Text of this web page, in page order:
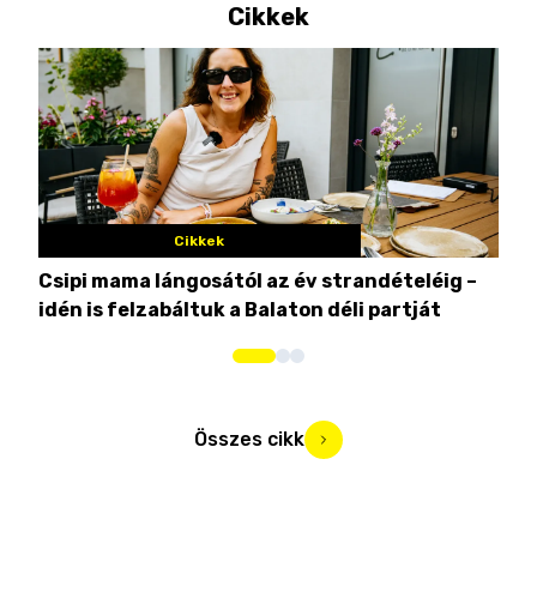
Cikkek
Cikkek
Csipi mama lángosától az év strandételéig –
idén is felzabáltuk a Balaton déli partját
Összes cikk